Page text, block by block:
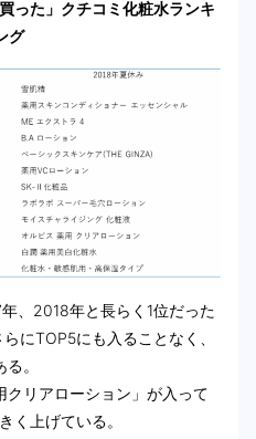
った」クチコミ化粧水ランキ
グ
、2018年と長らく1位だった
にTOP5にも入ることなく、
。
リアローション」が入って
く上げている。